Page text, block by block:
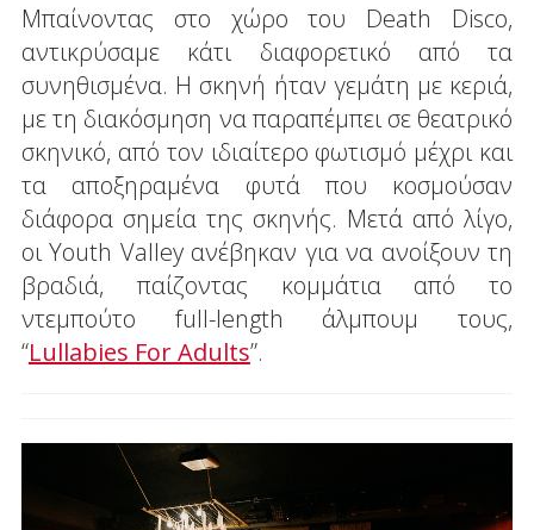
Μπαίνοντας στο χώρο του Death Disco,
αντικρύσαμε κάτι διαφορετικό από τα
συνηθισμένα. Η σκηνή ήταν γεμάτη με κεριά,
με τη διακόσμηση να παραπέμπει σε θεατρικό
σκηνικό, από τον ιδιαίτερο φωτισμό μέχρι και
τα αποξηραμένα φυτά που κοσμούσαν
διάφορα σημεία της σκηνής. Μετά από λίγο,
οι Youth Valley ανέβηκαν για να ανοίξουν τη
βραδιά, παίζοντας κομμάτια από το
ντεμπούτο full-length άλμπουμ τους,
“Lullabies For Adults”.